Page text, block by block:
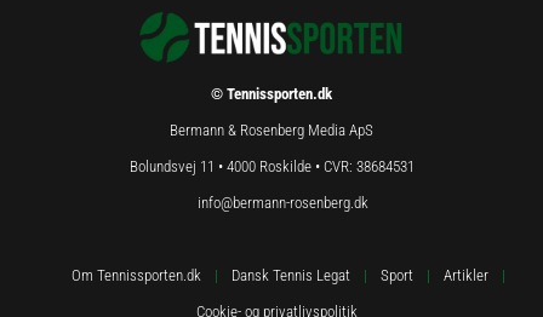
© Tennissporten.dk
Bermann & Rosenberg Media ApS
Bolundsvej 11 • 4000 Roskilde • CVR: 38684531
info@bermann-rosenberg.dk
Om Tennissporten.dk | Dansk Tennis Legat | Sport | Artikler
|
Cookie- og privatlivspolitik